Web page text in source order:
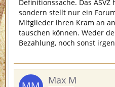
Definitionssache. Das
sondern stellt nur ein
Mitglieder ihren Kram an
tauschen können. Weder
Bezahlung, noch sonst
Max M